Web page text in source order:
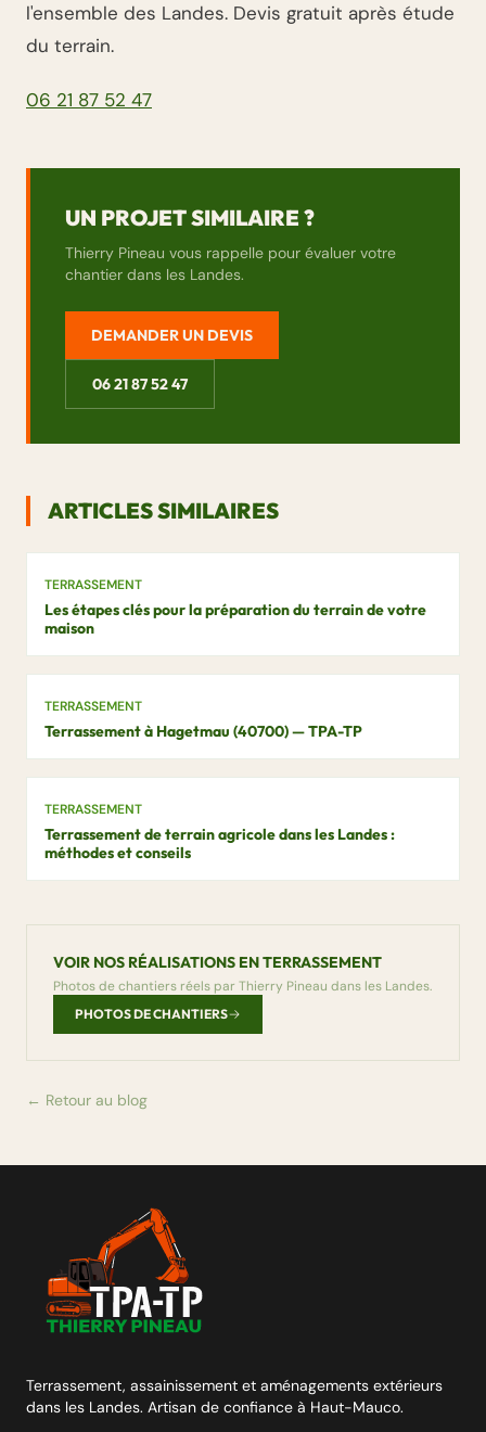
l'ensemble des Landes. Devis gratuit après étude
du terrain.
06 21 87 52 47
UN PROJET SIMILAIRE ?
Thierry Pineau vous rappelle pour évaluer votre
chantier dans les Landes.
DEMANDER UN DEVIS
06 21 87 52 47
ARTICLES SIMILAIRES
TERRASSEMENT
Les étapes clés pour la préparation du terrain de votre
maison
TERRASSEMENT
Terrassement à Hagetmau (40700) — TPA-TP
TERRASSEMENT
Terrassement de terrain agricole dans les Landes :
méthodes et conseils
VOIR NOS RÉALISATIONS EN TERRASSEMENT
Photos de chantiers réels par Thierry Pineau dans les Landes.
PHOTOS DE CHANTIERS
← Retour au blog
Terrassement, assainissement et aménagements extérieurs
dans les Landes. Artisan de confiance à Haut-Mauco.